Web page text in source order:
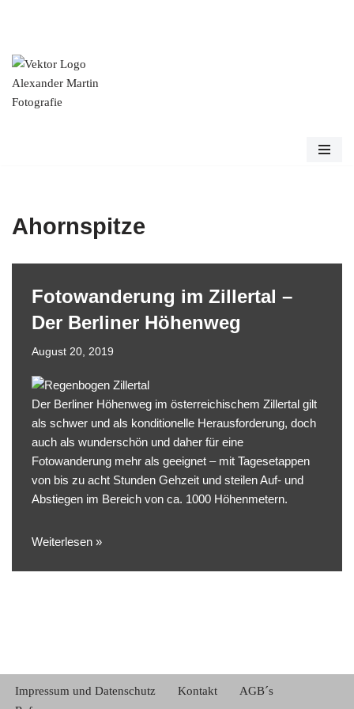
Inhalt
springen
Ahornspitze
Fotowanderung im Zillertal –
Der Berliner Höhenweg
August 20, 2019
Der Berliner Höhenweg im österreichischem Zillertal gilt
als schwer und als konditionelle Herausforderung, doch
auch als wunderschön und daher für eine
Fotowanderung mehr als geeignet – mit Tagesetappen
von bis zu acht Stunden Gehzeit und steilen Auf- und
Abstiegen im Bereich von ca. 1000 Höhenmetern.
Weiterlesen »
Impressum und Datenschutz Kontakt
AGB´s